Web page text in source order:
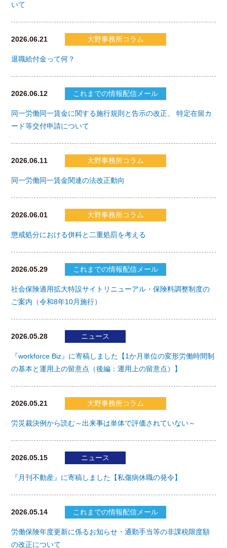
いて
2026.06.21 大野事務所コラム
退職給付金って何？
2026.06.12 これまでの情報配信メール
同一労働同一賃金に関する施行規則と告示の改正、 特定在留カ
ード等交付申請について
2026.06.11 大野事務所コラム
同一労働同一賃金関連の法改正動向
2026.06.01 大野事務所コラム
懲戒処分における併科と二重処罰を考える
2026.05.29 これまでの情報配信メール
社会保険適用拡大特設サイトリニューアル・保険料調整制度の
ご案内（令和8年10月施行）
2026.05.28 ニュース
『workforce Biz』に寄稿しました【1か月単位の変形労働時間制
の基本と運用上の留意点（後編：運用上の留意点）】
2026.05.21 大野事務所コラム
労災裁決例から読む～出来事は単体で評価されていない～
2026.05.15 ニュース
『月刊不動産』に寄稿しました【私傷病休職の発令】
2026.05.14 これまでの情報配信メール
労働保険年度更新に係るお知らせ・通勤手当等の非課税限度額
の改正について